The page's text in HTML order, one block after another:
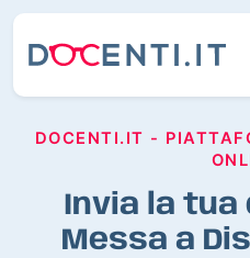
DOCENTI.IT -
Invia la tua
Messa a